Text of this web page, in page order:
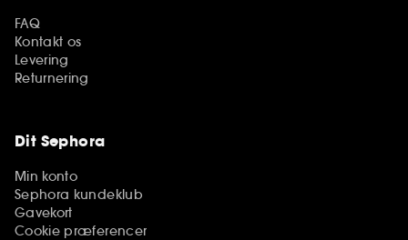
FAQ
Kontakt os
Levering
Returnering
Dit Sephora
Min konto
Sephora kundeklub
Gavekort
Cookie præferencer